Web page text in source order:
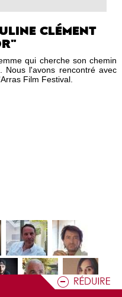
CLÉMENT
qui cherche son chemin
Nous l'avons rencontré avec
Film Festival.